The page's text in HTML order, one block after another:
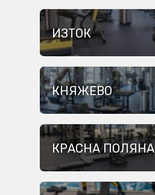
ИЗТОК
КНЯЖЕВО
КРАСНА ПОЛЯНА